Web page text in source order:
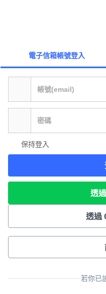
電子信箱帳號登入
保持登入
透
透過
若你已